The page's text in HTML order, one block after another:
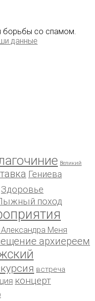
борьбы со спамом.
данные
Великий
Гениева
Здоровье
поход
Меня
архиереем
встреча
концерт